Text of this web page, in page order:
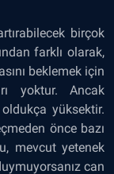
birçok
farklı olarak,
beklemek için
yoktur. Ancak
yüksektir.
önce bazı
mevcut yetenek
can